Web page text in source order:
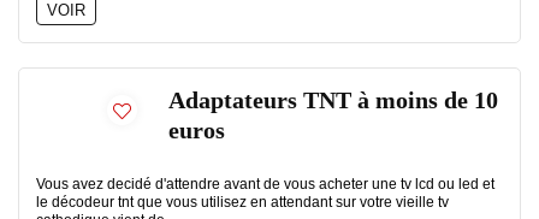
VOIR
Adaptateurs TNT à moins de 10
euros
Vous avez decidé d'attendre avant de vous acheter une tv lcd ou led et
le décodeur tnt que vous utilisez en attendant sur votre vieille tv